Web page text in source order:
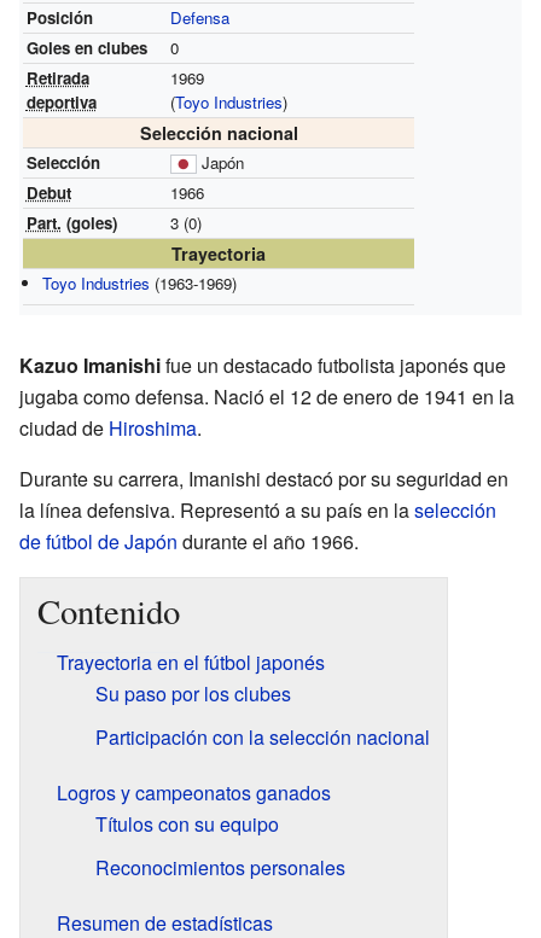
Posición
Defensa
Goles en clubes
0
Retirada
deportiva
1969
(Toyo Industries)
Selección nacional
Selección
Japón
Debut
1966
Part. (goles) 3 (0)
Trayectoria
Toyo Industries (1963-1969)
Kazuo Imanishifue un destacado futbolista japonés que
jugaba como defensa. Nació el 12 de enero de 1941 en la
ciudad de Hiroshima.
Durante su carrera, Imanishi destacó por su seguridad en
la línea defensiva. Representó a su país en laselección
de fútbol de Japón durante el año 1966.
Contenido
Trayectoria en el fútbol japonés
Su paso por los clubes
Participación con la selección nacional
Logros y campeonatos ganados
Títulos con su equipo
Reconocimientos personales
Resumen de estadísticas